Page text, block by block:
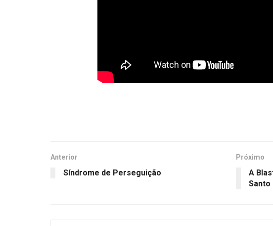
Anterior
Síndrome de Perseguição
Próximo
A
Santo